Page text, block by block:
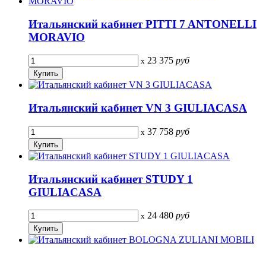
Итальянский кабинет PITTI 7 ANTONELLI
MORAVIO
x 23 375 руб
Итальянский кабинет VN 3 GIULIACASA
x 37 758 руб
Итальянский кабинет STUDY 1
GIULIACASA
x 24 480 руб